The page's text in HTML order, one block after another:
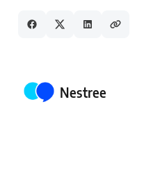
Posted by
Nestree